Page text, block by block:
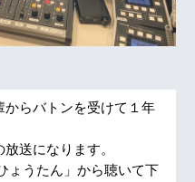
からバトンを受けて１年
送になります。
ょうたん」から聴いて下